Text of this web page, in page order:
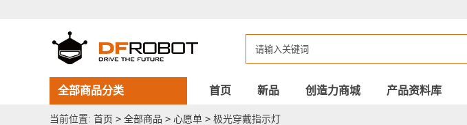
全部商品分类 首页 新品 创造力商城 产品资料库
当前位置: 首页 > 全部商品 > 心愿单 > 极光穿戴指示灯